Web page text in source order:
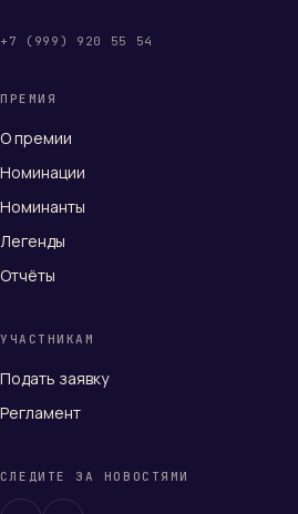
+7 (999) 920 55 54
ПРЕМИЯ
О премии
Номинации
Номинанты
Легенды
Отчёты
УЧАСТНИКАМ
Подать заявку
Регламент
СЛЕДИТЕ ЗА НОВОСТЯМИ